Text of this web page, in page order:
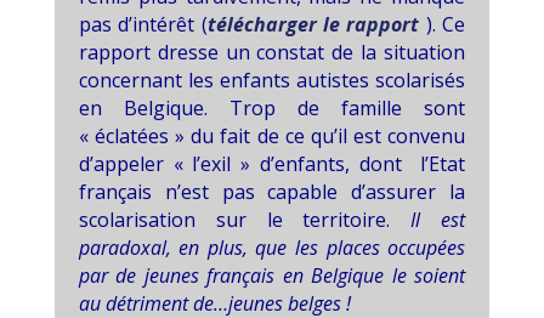
pas d’intérêt (télécharger le rapport ).Ce
rapport dresse un constat de la situation
concernant les enfants autistes scolarisés
en Belgique. Trop de famille sont
« éclatées » du fait de ce qu’il est convenu
d’appeler « l’exil » d’enfants, dont
l’Etat
français n’est pas capable d’assurer la
scolarisation sur le territoire.Il est
paradoxal, en plus, que les places occupées
par de jeunes français en Belgique le soient
au détriment de…jeunes belges !